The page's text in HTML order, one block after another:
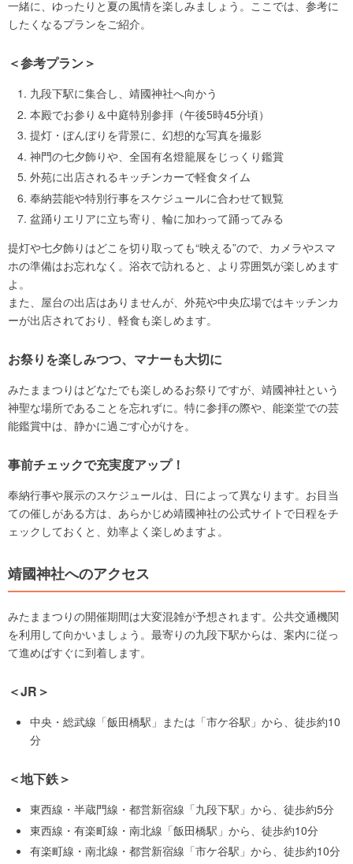
一緒に、ゆったりと夏の風情を楽しみましょう。ここでは、参考に
したくなるプランをご紹介。
＜参考プラン＞
九段下駅に集合し、靖國神社へ向かう
本殿でお参り＆中庭特別参拝（午後5時45分頃）
提灯・ぼんぼりを背景に、幻想的な写真を撮影
神門の七夕飾りや、全国有名燈籠展をじっくり鑑賞
外苑に出店されるキッチンカーで軽食タイム
奉納芸能や特別行事をスケジュールに合わせて観覧
盆踊りエリアに立ち寄り、輪に加わって踊ってみる
提灯や七夕飾りはどこを切り取っても“映える”ので、カメラやスマ
ホの準備はお忘れなく。浴衣で訪れると、より雰囲気が楽しめます
よ。
また、屋台の出店はありませんが、外苑や中央広場ではキッチンカ
ーが出店されており、軽食も楽しめます。
お祭りを楽しみつつ、マナーも大切に
みたままつりはどなたでも楽しめるお祭りですが、靖國神社という
神聖な場所であることを忘れずに。特に参拝の際や、能楽堂での芸
能鑑賞中は、静かに過ごす心がけを。
事前チェックで充実度アップ！
奉納行事や展示のスケジュールは、日によって異なります。お目当
ての催しがある方は、あらかじめ靖國神社の公式サイトで日程をチ
ェックしておくと、効率よく楽しめますよ。
靖國神社へのアクセス
みたままつりの開催期間は大変混雑が予想されます。公共交通機関
を利用して向かいましょう。最寄りの九段下駅からは、案内に従っ
て進めばすぐに到着します。
＜JR＞
中央・総武線「飯田橋駅」または「市ケ谷駅」から、徒歩約10
分
＜地下鉄＞
東西線・半蔵門線・都営新宿線「九段下駅」から、徒歩約5分
東西線・有楽町線・南北線「飯田橋駅」から、徒歩約10分
有楽町線・南北線・都営新宿線「市ケ谷駅」から、徒歩約10分